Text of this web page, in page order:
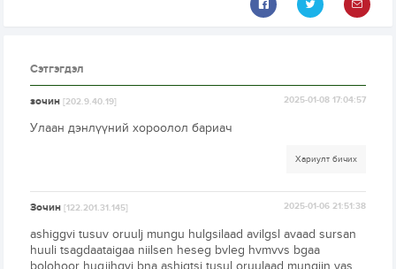
Сэтгэгдэл
зочин[202.9.40.19] 2025-01-08 17:04:57
Улаан дэнлүүний хороолол бариач
Хариулт бичих
Зочин[122.201.31.145] 2025-01-06 21:51:38
ashiggvi tusuv oruulj mungu hulgsilaad avilgsl avaad sursan
huuli tsagdaataigaa niilsen heseg bvleg hvmvvs bgaa